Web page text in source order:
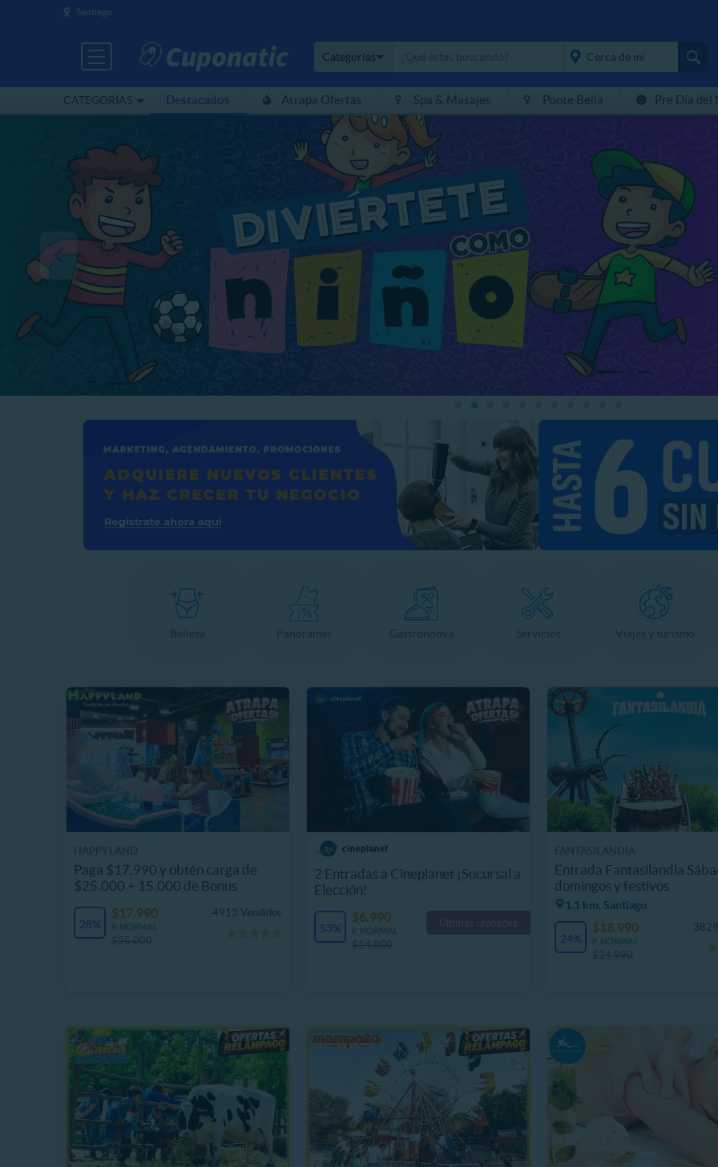
Santiago
CATEGORÍAS
Categorías
placeholder="Todo el
Destacados Atrapa Ofertas Spa & Masajes Ponte Bella Pre Día del
Paga $17.990 y obtén carga de
$25.000 + 15.000 de Bonus
28%
4913 Vendidos
$17.990
2 Entradas a Cineplanet ¡Sucursal a
Elección!
53% Últimas unidades
$6.990
Entrada Fantasilandia
domingos y festivos
1.1 km, Santiago
24%
$18.990